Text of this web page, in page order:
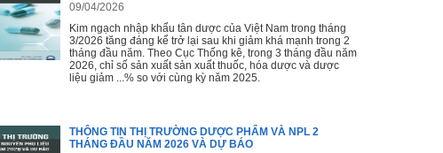
09/04/2026
Kim ngạch nhập khẩu tân dược của Việt Nam trong tháng
3/2026 tăng đáng kể trở lại sau khi giảm khá mạnh trong 2
tháng đầu năm. Theo Cục Thống kê, trong 3 tháng đầu năm
2026, chỉ số sản xuất sản xuất thuốc, hóa dược và dược
liệu giảm ...% so với cùng kỳ năm 2025.
THÔNG TIN THỊ TRƯỜNG DƯỢC PHẨM VÀ NPL 2
THÁNG ĐẦU NĂM 2026 VÀ DỰ BÁO